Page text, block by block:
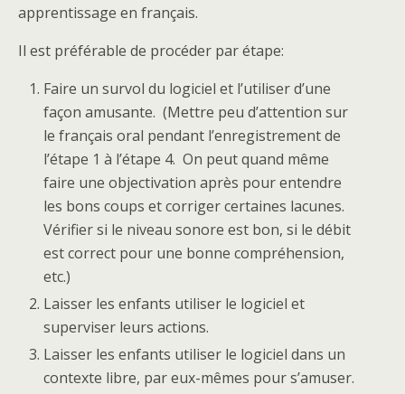
apprentissage en français.
Il est préférable de procéder par étape:
Faire un survol du logiciel et l’utiliser d’une
façon amusante. (Mettre peu d’attention sur
le français oral pendant l’enregistrement de
l’étape 1 à l’étape 4. On peut quand même
faire une objectivation après pour entendre
les bons coups et corriger certaines lacunes.
Vérifier si le niveau sonore est bon, si le débit
est correct pour une bonne compréhension,
etc.)
Laisser les enfants utiliser le logiciel et
superviser leurs actions.
Laisser les enfants utiliser le logiciel dans un
contexte libre, par eux-mêmes pour s’amuser.